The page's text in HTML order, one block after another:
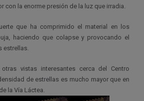
con la enorme presión de la luz que irradia.
que ha comprimido el material en los
haciendo que colapse y provocando el
estrellas.
otras vistas interesantes cerca del Centro
de estrellas es mucho mayor que en
la Vía Láctea.